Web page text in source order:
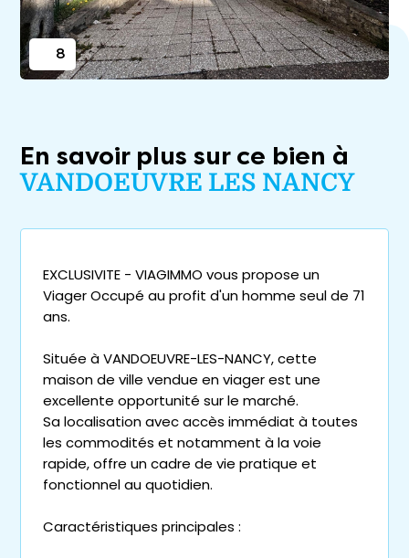
8
En savoir plus sur ce bien à
VANDOEUVRE LES NANCY
EXCLUSIVITE - VIAGIMMO vous propose un
Viager Occupé au profit d'un homme seul de 71
ans.
Située à VANDOEUVRE-LES-NANCY, cette
maison de ville vendue en viager est une
excellente opportunité sur le marché.
Sa localisation avec accès immédiat à toutes
les commodités et notamment à la voie
rapide, offre un cadre de vie pratique et
fonctionnel au quotidien.
Caractéristiques principales :